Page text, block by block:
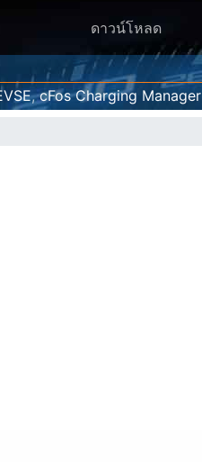
ดาวน์โหลด
,cFos Charging Manager